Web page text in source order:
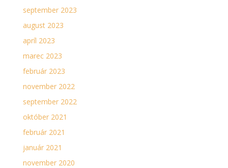
september 2023
august 2023
apríl 2023
marec 2023
február 2023
november 2022
september 2022
október 2021
február 2021
január 2021
november 2020